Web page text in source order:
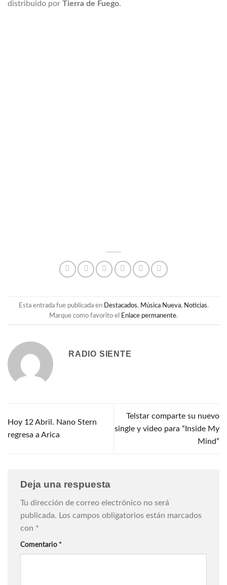
distribuido por Tierra de Fuego.
Esta entrada fue publicada en Destacados, Música Nueva, Noticias.
Marque como favorito el
Enlace permanente.
RADIO SIENTE
Hoy 12 Abril. Nano Stern
regresa a Arica
Telstar comparte su nuevo
single y video para “Inside My
Mind”
Deja una respuesta
Tu dirección de correo electrónico no será
publicada. Los campos obligatorios están marcados
con *
Comentario *